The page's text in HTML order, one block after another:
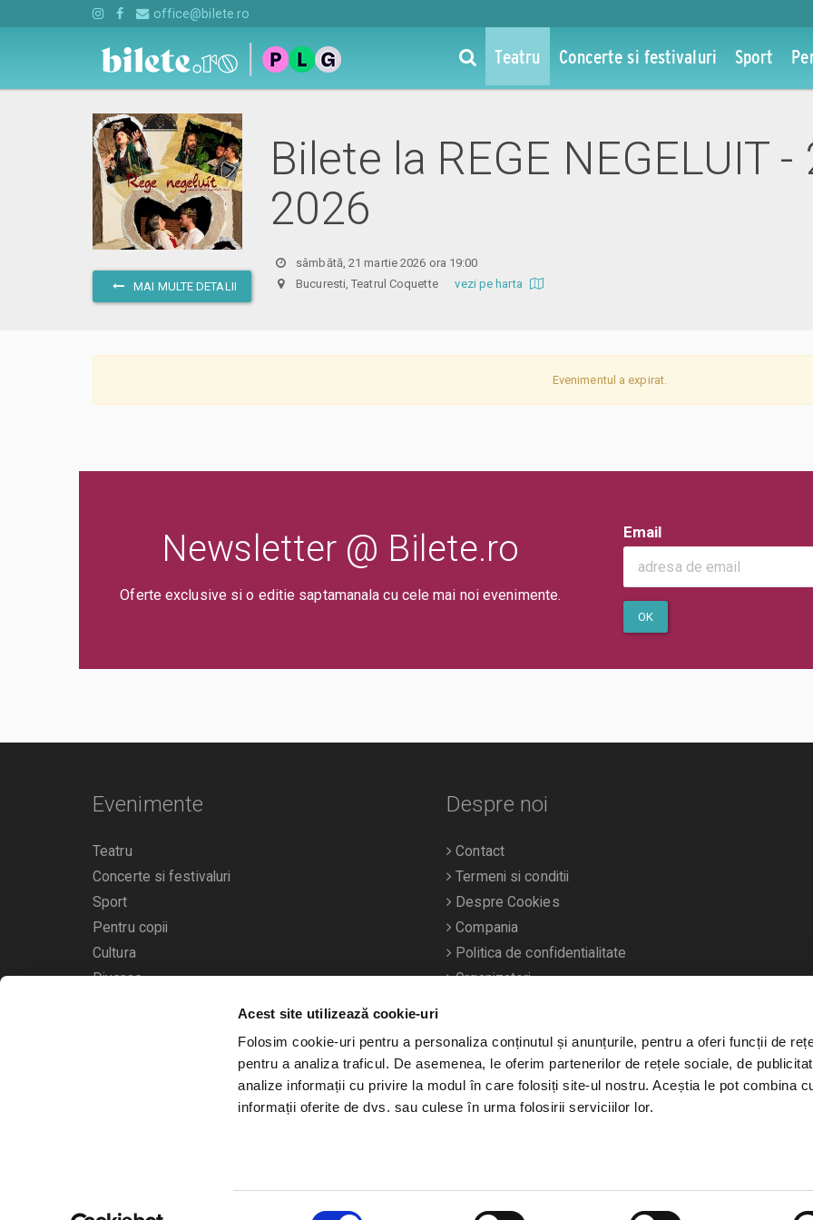
Acest site utilizează cookie-uri
Folosim cookie-uri pentru a personaliza conținutul și anunțurile, pentru a oferi funcții de
pentru a analiza traficul. De asemenea, le oferim partenerilor de rețele sociale, de
analize informații cu privire la modul în care folosiți site-ul nostru. Aceștia le pot combina
informații oferite de dvs. sau culese în urma folosirii serviciilor lor.
office@bilete.ro
Teatru Concerte si festivaluri Sport
MAI MULTE DETALII
Bilete la REGE NEGELUIT
2026
sâmbătă, 21 martie 2026 ora 19:00
Bucuresti, Teatrul Coquettevezi pe harta
Evenimentul a expirat.
Newsletter @ Bilete.ro
Oferte exclusive si o editie saptamanala cu cele mai noi evenimente.
Email
OK
Evenimente
Teatru
Concerte si festivaluri
Sport
Pentru copii
Cultura
Diverse
Calendarul evenimentelor
Despre noi
Contact
Termeni si conditii
Despre Cookies
Compania
Politica de confidentialitate
Organizatori
Bilete.ro